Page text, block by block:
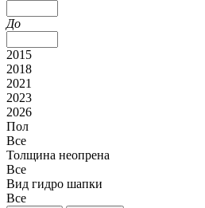
До
2015
2018
2021
2023
2026
Пол
Все
Толщина неопрена
Все
Вид гидро шапки
Все